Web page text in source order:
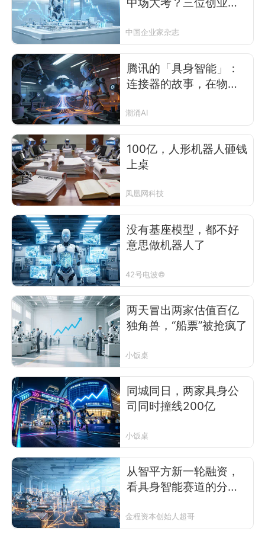
中国企业家杂志
腾讯的「具身智能」：
连接器的故事，在物理
WAIC观察
潮涌AI
100亿，人形机器人砸钱
上桌
凤凰网科技
没有基座模型，都不好
意思做机器人了
42号电波©
两天冒出两家估值百亿
独角兽，“船票”被抢疯了
小饭桌
同城同日，两家具身公
司同时撞线200亿
小饭桌
从智平方新一轮融资，
看具身智能赛道的分化
金程资本创始人超哥